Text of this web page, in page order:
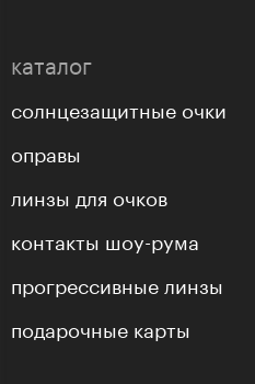
каталог
солнцезащитные очки
оправы
линзы для очков
контакты шоу-рума
прогрессивные линзы
подарочные карты